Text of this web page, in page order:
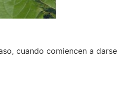
cuando comiencen a